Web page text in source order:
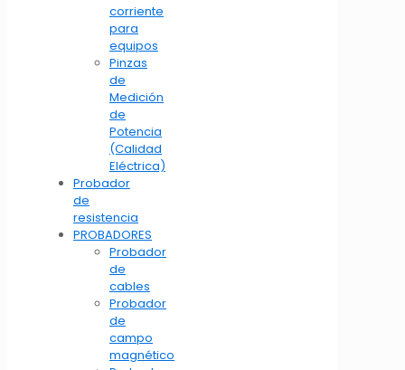
corriente
para
equipos
Pinzas
de
Medición
de
Potencia
(Calidad
Eléctrica)
Probador
de
resistencia
PROBADORES
Probador
de
cables
Probador
de
campo
magnético